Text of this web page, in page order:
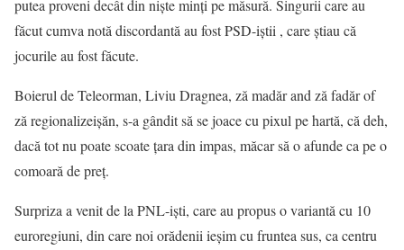
putea proveni decât din nişte minţi pe măsură. Singurii care au
făcut cumva notă discordantă au fost PSD-iştii , care ştiau că
jocurile au fost făcute.
Boierul de Teleorman, Liviu Dragnea, ză madăr and ză fadăr of
ză regionalizeişăn, s-a gândit să se joace cu pixul pe hartă, că deh,
dacă tot nu poate scoate ţara din impas, măcar să o afunde ca pe o
comoară de preţ.
Surpriza a venit de la PNL-işti, care au propus o variantă cu 10
euroregiuni, din care noi orădenii ieşim cu fruntea sus, ca centru